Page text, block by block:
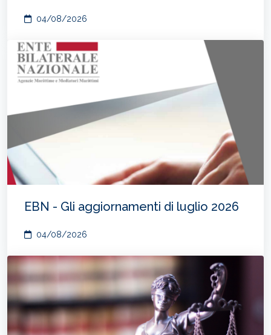
04/08/2026
EBN - Gli aggiornamenti di luglio 2026
04/08/2026